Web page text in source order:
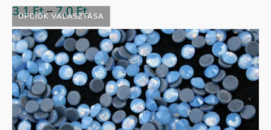
OPCIÓK VÁLASZTÁSA
3,1Ft–7,0Ft